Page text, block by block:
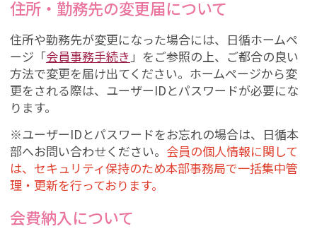
住所・勤務先の変更届について
住所や勤務先が変更になった場合には、日循ホームペ
ージ「会員事務手続き」をご参照の上、ご都合の良い
方法で変更を届け出てください。ホームページから変
更をされる際は、ユーザーIDとパスワードが必要にな
ります。
※ユーザーIDとパスワードをお忘れの場合は、日循本
部へお問い合わせください。 会員の個人情報に関して
は、セキュリティ保持のため本部事務局で一括集中管
理・更新を行っております。
会費納入について